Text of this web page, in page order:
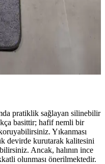
2'li Paspas Seçimi
emici özellikleriyle güvenlik
fonksiyonellik sunar,
pratiklik sağlayan silinebilir
basittir; hafif nemli bir
Yıkanması
devirde kurutarak kalitesini
Ancak, halının ince
olunması önerilmektedir.